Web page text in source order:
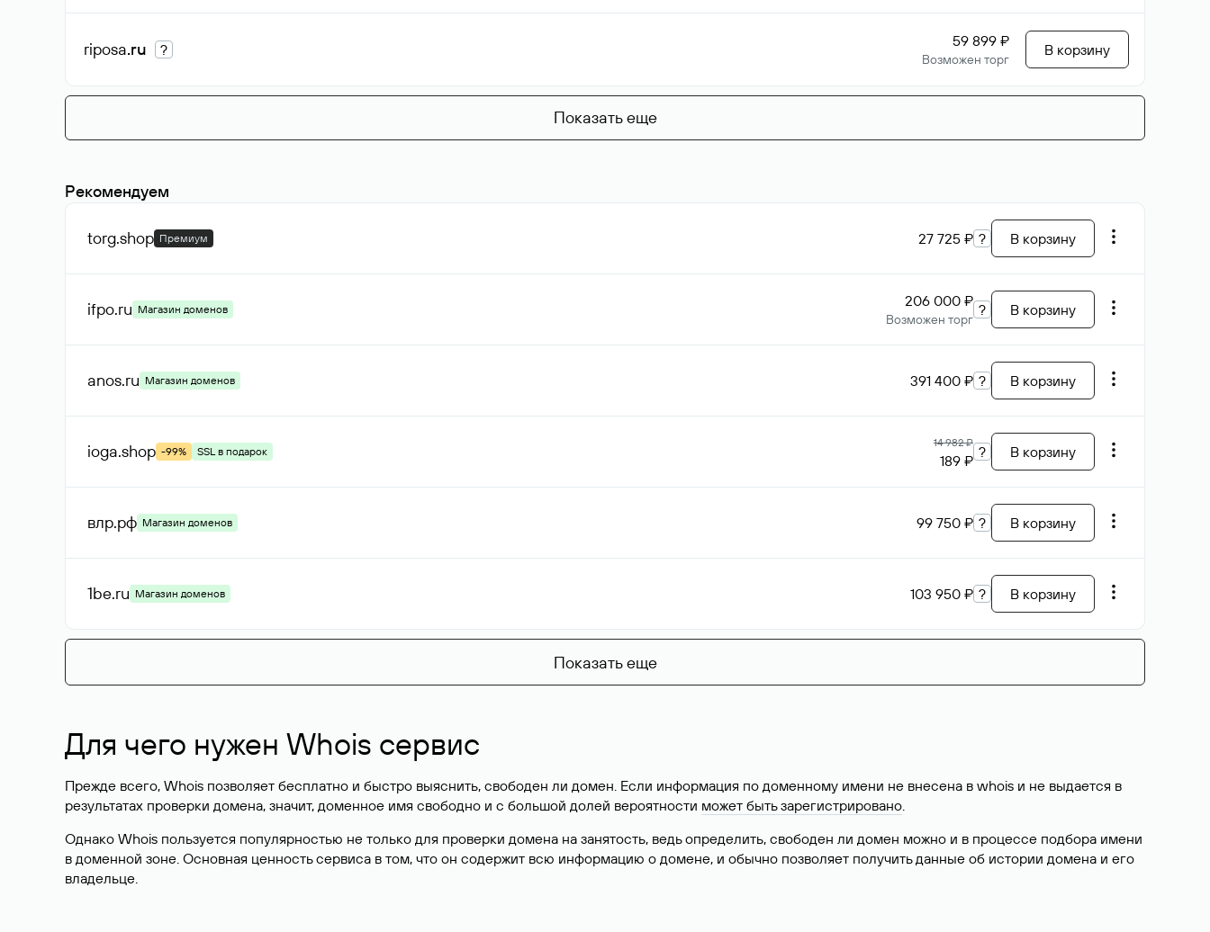
riposa.ru ? 59 899 ₽
Возможен торг
В корзину
Показать еще
Рекомендуем
torg.shop Премиум 27 725 ₽ ? В корзину
ifpo.ru Магазин доменов 206 000 ₽
Возможен торг
? В корзину
anos.ru Магазин доменов 391 400 ₽ ? В корзину
ioga.shop -99% SSL в подарок
14 982 ₽
189 ₽ ? В корзину
влр.рф Магазин доменов 99 750 ₽ ? В корзину
1be.ru Магазин доменов 103 950 ₽ ? В корзину
Показать еще
Для чего нужен Whois сервис
Прежде всего, Whois позволяет бесплатно и быстро выяснить, свободен ли домен. Если информация по доменному имени не внесена в whois и не выдается в
результатах проверки домена, значит, доменное имя свободно и с большой долей вероятности может быть зарегистрировано.
Однако Whois пользуется популярностью не только для проверки домена на занятость, ведь определить, свободен ли домен можно и в процессе подбора имени
в доменной зоне. Основная ценность сервиса в том, что он содержит всю информацию о домене, и обычно позволяет получить данные об истории домена и его
владельце.